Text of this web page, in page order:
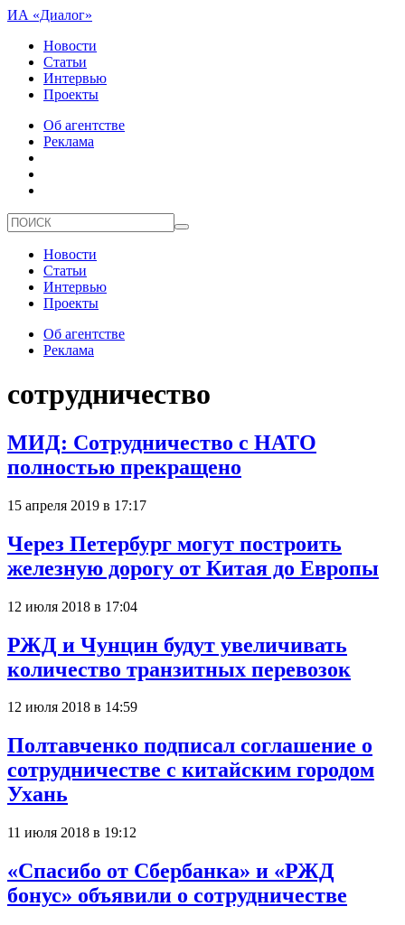
ИА «Диалог»
Новости
Статьи
Интервью
Проекты
Об агентстве
Реклама
Новости
Статьи
Интервью
Проекты
Об агентстве
Реклама
сотрудничество
МИД: Сотрудничество с НАТО
полностью прекращено
15 апреля 2019 в 17:17
Через Петербург могут построить
железную дорогу от Китая до Европы
12 июля 2018 в 17:04
РЖД и Чунцин будут увеличивать
количество транзитных перевозок
12 июля 2018 в 14:59
Полтавченко подписал соглашение о
сотрудничестве с китайским городом
Ухань
11 июля 2018 в 19:12
«Спасибо от Сбербанка» и «РЖД
бонус» объявили о сотрудничестве